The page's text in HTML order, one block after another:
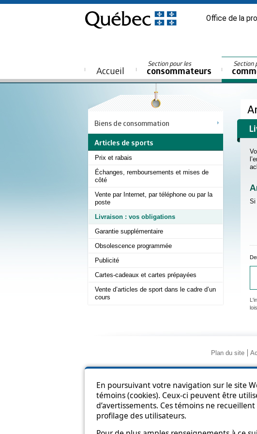
En poursuivant votre navigation sur le site
témoins (cookies). Ceux-ci peuvent être
d’avertissements. Ces témoins ne
profilage des utilisateurs.
Office de la
Accueil
Section pour les
consommateurs
Section
Biens de consommation
Articles de sports
Prix et rabais
Échanges, remboursements et mises de
côté
Vente par Internet, par téléphone ou par la
poste
Livraison : vos obligations
Garantie supplémentaire
Obsolescence programmée
Publicité
Cartes-cadeaux et cartes prépayées
Vente d’articles de sport dans le cadre d’un
cours
Si
Plan du site